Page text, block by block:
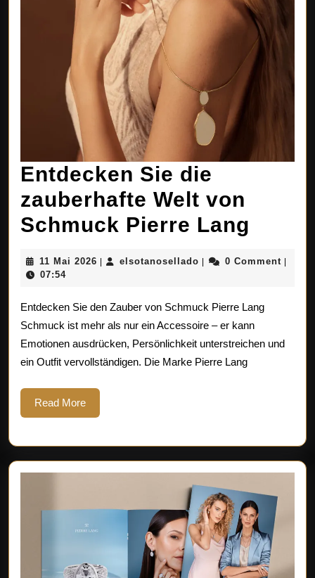
Entdecken Sie die
zauberhafte Welt von
Schmuck Pierre Lang
Welt
von
11 Mai 2026 11
elsotanosellado elsotanosellado
0 Comment
07:54
Entdecken Sie den Zauber von Schmuck Pierre Lang
Schmuck ist mehr als nur ein Accessoire – er kann
Emotionen ausdrücken, Persönlichkeit unterstreichen und
ein Outfit vervollständigen. Die Marke Pierre Lang
Read MoreRead
More